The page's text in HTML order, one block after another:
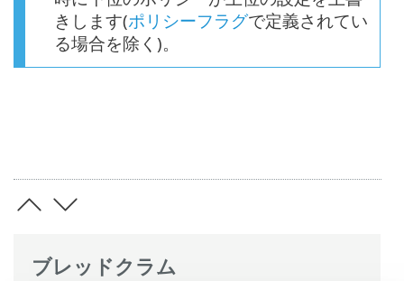
ブレッドクラム
きします(ポリシーフラグで定義されてい
る場合を除く)。